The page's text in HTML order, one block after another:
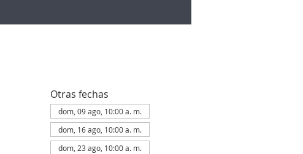
Otras fechas
dom, 09 ago, 10:00 a. m.
dom, 16 ago, 10:00 a. m.
dom, 23 ago, 10:00 a. m.